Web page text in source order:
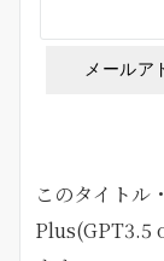
このタイトル
Plus(GPT3.5